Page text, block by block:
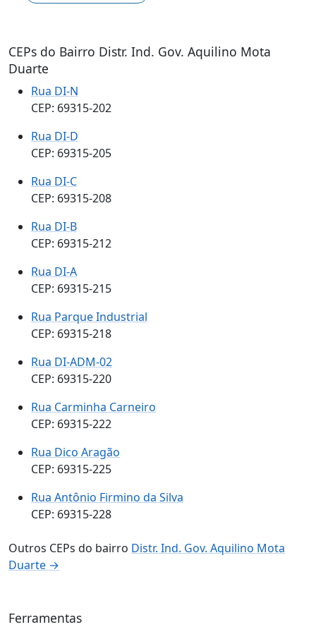
CEPs do Bairro Distr. Ind. Gov. Aquilino Mota
Duarte
Rua DI-N
CEP: 69315-202
Rua DI-D
CEP: 69315-205
Rua DI-C
CEP: 69315-208
Rua DI-B
CEP: 69315-212
Rua DI-A
CEP: 69315-215
Rua Parque Industrial
CEP: 69315-218
Rua DI-ADM-02
CEP: 69315-220
Rua Carminha Carneiro
CEP: 69315-222
Rua Dico Aragão
CEP: 69315-225
Rua Antônio Firmino da Silva
CEP: 69315-228
Outros CEPs do bairro Distr. Ind. Gov. Aquilino Mota
Duarte →
Ferramentas